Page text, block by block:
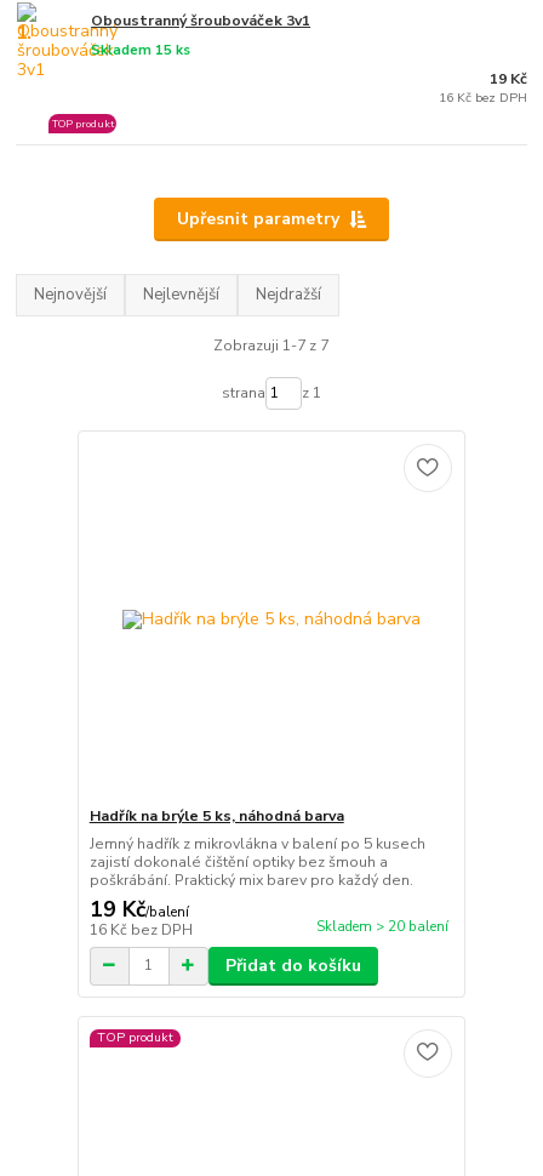
1. Oboustranný šroubováček 3v1
Skladem 15 ks
TOP produkt
19 Kč
16 Kč bez DPH
Upřesnit parametry
Nejnovější Nejlevnější Nejdražší
Zobrazuji 1-7 z 7
strana z 1
Hadřík na brýle 5 ks, náhodná barva
Jemný hadřík z mikrovlákna v balení po 5 kusech
zajistí dokonalé čištění optiky bez šmouh a
poškrábání. Praktický mix barev pro každý den.
19 Kč/balení
16 Kč bez DPH Skladem > 20 balení
Přidat do košíku
TOP produkt